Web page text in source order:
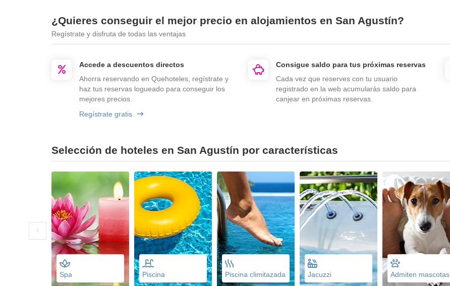
¿Quieres conseguir el mejor precio en alojamientos en San Agustín?
Regístrate y disfruta de todas las ventajas
Accede a descuentos directos
Ahorra reservando en Quehoteles, regístrate y
haz tus reservas logueado para conseguir los
mejores precios.
Regístrate gratis
Consigue saldo para tus próximas reservas
Cada vez que reserves con tu usuario
registrado en la web acumularás saldo para
canjear en próximas reservas.
Selección de hoteles en San Agustín por características
Spa Piscina Piscina climitazada Jacuzzi Admiten mascotas